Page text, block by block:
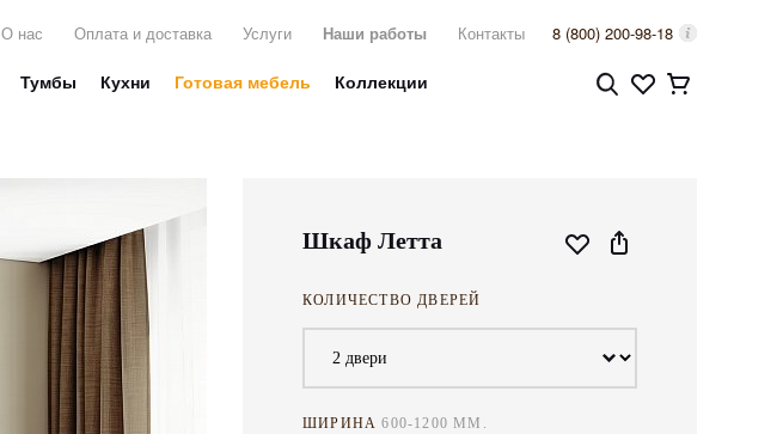
О нас Оплата и доставка Услуги Наши работы Контакты 8 (800) 200-98-18
Тумбы Кухни Готовая мебель Коллекции
Шкаф Летта
КОЛИЧЕСТВО ДВЕРЕЙ
ШИРИНА600-1200 ММ.